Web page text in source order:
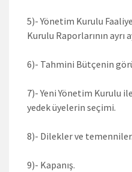
5)- Yönetim Kurulu
Kurulu Raporlarının ayrı
6)- Tahmini Bütçenin
7)- Yeni Yönetim Kurulu
yedek üyelerin seçimi.
8)- Dilekler ve temenniler.
9)- Kapanış.